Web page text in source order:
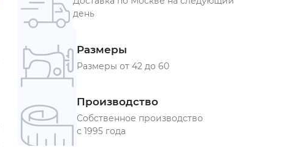
день
Размеры
Размеры от 42 до 60
Производство
Собственное производство
с 1995 года